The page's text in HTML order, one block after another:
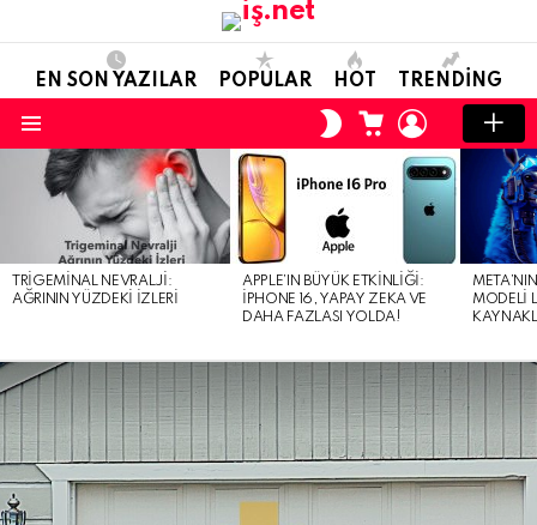
EN SON YAZILAR POPULAR HOT TRENDING
SKIN
ANAHTARI
ALIŞVERIŞ
SEPETI
OTURUM
YAZILAR
TRIGEMINAL NEVRALJI:
AĞRININ YÜZDEKI İZLERI
APPLE’IN BÜYÜK ETKINLIĞI:
IPHONE 16, YAPAY ZEKA VE
DAHA FAZLASI YOLDA!
MODELI